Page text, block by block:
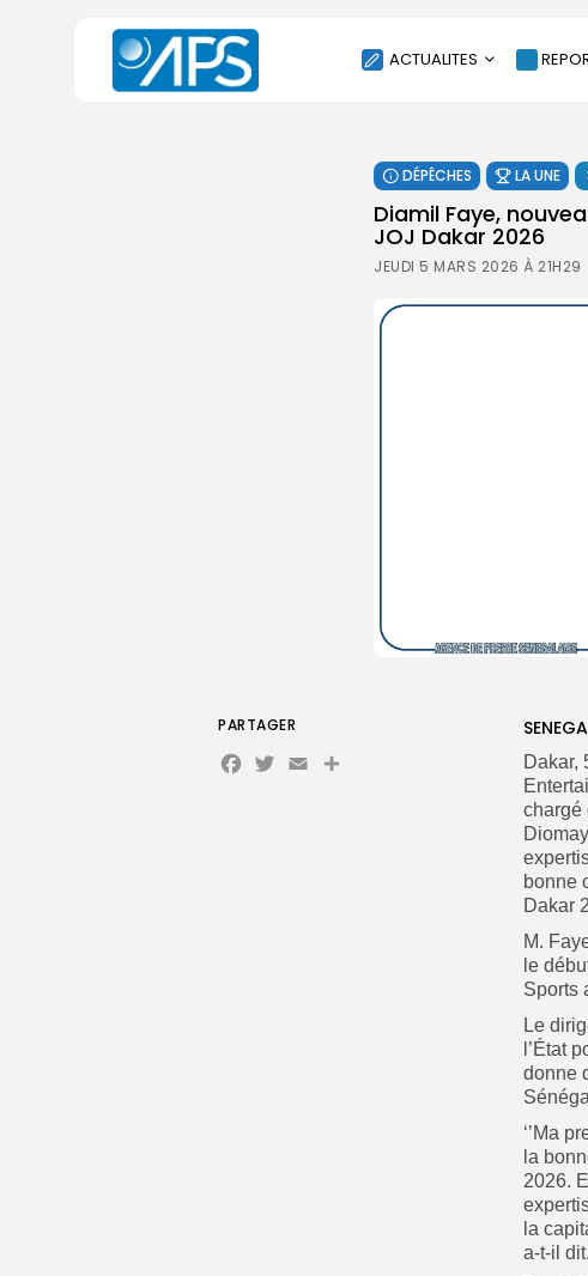
ACTUALITES
SOCIÉTÉ
ÉCONOMIE
CULTURE
ENVIRONNEMENT
DÉPÊCHES LA UNE
Diamil Faye,
JOJ Dakar 2026
JEUDI 5 MARS 2026 À 21H29
Dakar,
chargé
bonne
Dakar
M.
le
Sports
Le
l’État
donne
‘’Ma
la
2026.
la
a-t-il dit.
PARTAGER
Facebook
Twitter
EmailPartager